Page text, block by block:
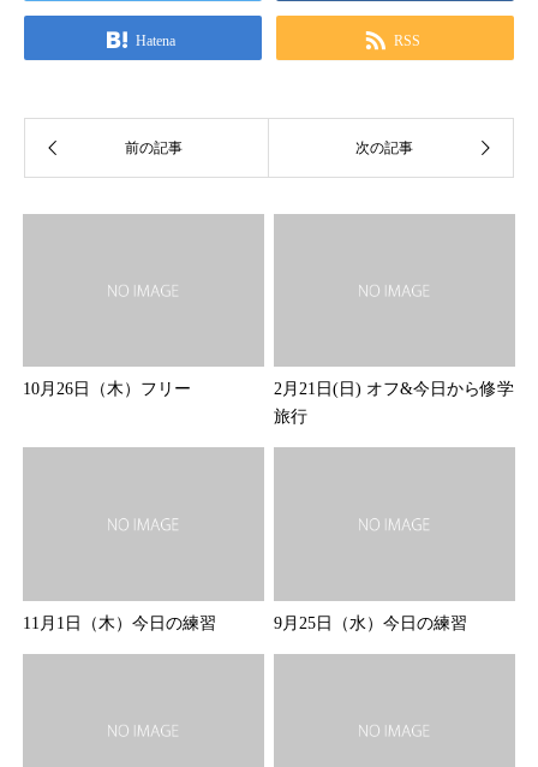
Hatena RSS
10月26日（木）フリー
2月21日(日) オフ&今日から修学
旅行
11月1日（木）今日の練習 9月25日（水）今日の練習